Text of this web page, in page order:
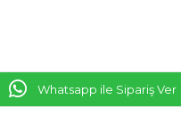
Whatsapp ile Sipariş Ver